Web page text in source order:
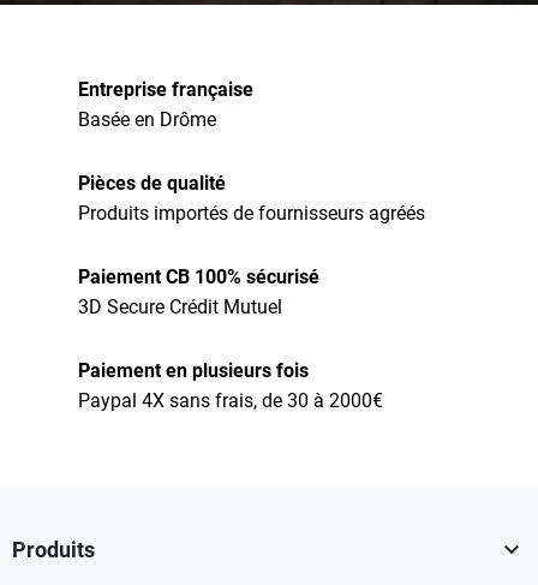
Entreprise française
Basée en Drôme
Pièces de qualité
Produits importés de fournisseurs agréés
Paiement CB 100% sécurisé
3D Secure Crédit Mutuel
Paiement en plusieurs fois
Paypal 4X sans frais, de 30 à 2000€
Produits 